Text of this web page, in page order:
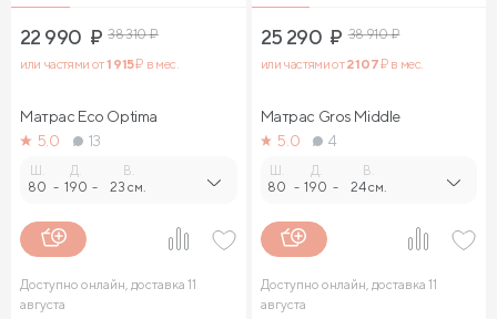
22 990 ₽ 38 310₽
или частями от1 915₽ в мес.
Матрас Eco Optima
5.0
13
Ш.
80 -
Д.
190 -
В.
23 см.
Доступно онлайн, доставка 11
августа
25 290 ₽ 38 910₽
или частями от2 107₽ в мес.
Матрас Gros Middle
5.0
4
Ш.
80 -
Д.
190 -
В.
24 см.
Доступно онлайн, доставка 11
августа